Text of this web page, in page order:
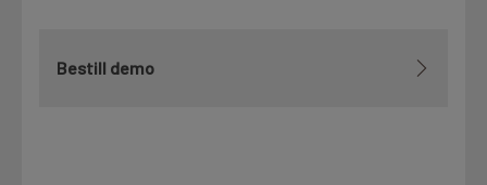
Bestill demo